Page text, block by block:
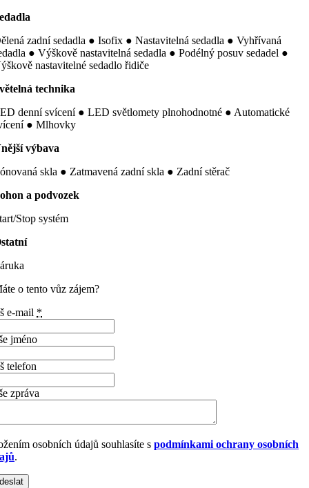
zadní sedadla ● Isofix ● Nastavitelná sedadla ● Vyhřívaná
● Výškově nastavitelná sedadla ● Podélný posuv sedadel ●
nastavitelné sedadlo řidiče
technika
denní svícení ● LED světlomety plnohodnotné ● Automatické
● Mlhovky
výbava
skla ● Zatmavená zadní skla ● Zadní stěrač
a podvozek
Stop systém
o tento vůz zájem?
e-mail *
jméno
telefon
zpráva
osobních údajů souhlasíte spodmínkami ochrany osobních
.